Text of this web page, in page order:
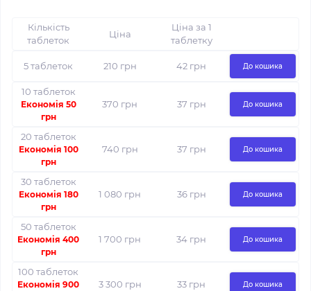
Кількість
таблеток
Ціна
Ціна за 1
таблетку
5 таблеток 210 грн 42 грн До кошика
10 таблеток
Економія 50
грн
370 грн 37 грн До кошика
20 таблеток
Економія 100
грн
740 грн 37 грн До кошика
30 таблеток
Економія 180
грн
1 080 грн 36 грн До кошика
50 таблеток
Економія 400
грн
1 700 грн 34 грн До кошика
100 таблеток
Економія 900
3 300 грн 33 грн До кошика